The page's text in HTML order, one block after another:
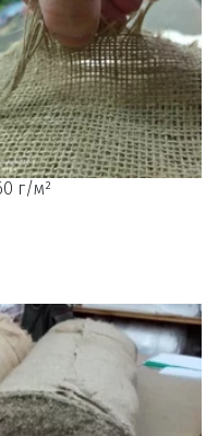
г/м²